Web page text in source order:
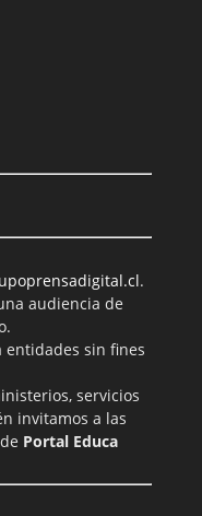
.
audiencia de
sin fines
servicios
invitamos a las
Portal Educa